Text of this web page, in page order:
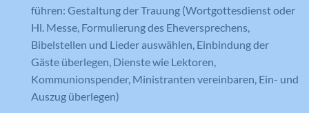
führen: Gestaltung der Trauung (Wortgottesdienst oder
Hl. Messe, Formulierung des Eheversprechens,
Bibelstellen und Lieder auswählen, Einbindung der
Gäste überlegen, Dienste wie Lektoren,
Kommunionspender, Ministranten vereinbaren, Ein- und
Auszug überlegen)